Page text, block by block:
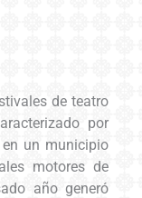
de teatro
por
un municipio
motores de
año generó